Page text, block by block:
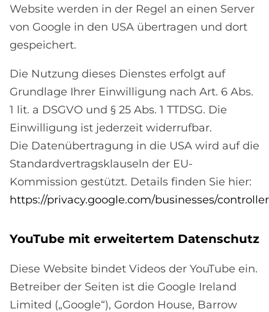
Website werden in der Regel an einen Server
von Google in den USA übertragen und dort
gespeichert.
Die Nutzung dieses Dienstes erfolgt auf
Grundlage Ihrer Einwilligung nach Art. 6 Abs.
1 lit. a DSGVO und § 25 Abs. 1 TTDSG. Die
Einwilligung ist jederzeit widerrufbar.
Die Datenübertragung in die USA wird auf die
Standardvertragsklauseln der EU-
Kommission gestützt. Details finden Sie hier:
https://privacy.google.com/businesses/
You­Tube mit er­wei­ter­tem Da­ten­schu­tz
Diese Website bindet Videos der YouTube ein.
Betreiber der Seiten ist die Google Ireland
Limited („Google“), Gordon House, Barrow